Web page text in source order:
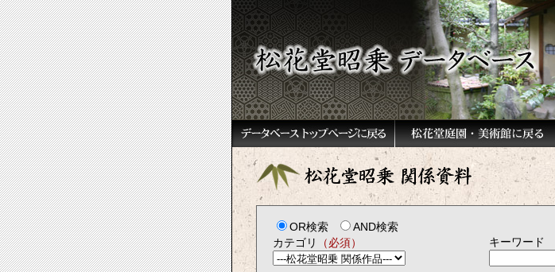
OR検索
AND検索
カテゴリ
（必須） キーワード